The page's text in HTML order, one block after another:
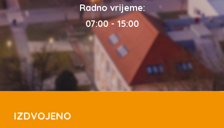
Radno vrijeme:
07:00 - 15:00
IZDVOJENO